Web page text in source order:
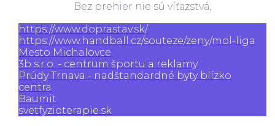
Bez prehier nie sú víťazstvá.
https://www.doprastav.sk/
https://www.handball.cz/souteze/zeny/mol-liga
Mesto Michalovce
3b s.r.o. - centrum športu a reklamy
Prúdy Trnava - nadštandardné byty blízko
centra
Baumit
svetfyzioterapie.sk